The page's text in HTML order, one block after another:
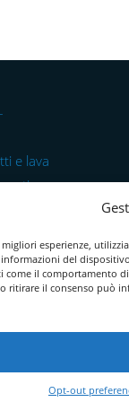
esperienze,
informazioni del
come il comportamento
ritirare il consenso può
Opt-out
e lava
e
in